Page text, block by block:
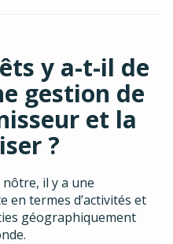
y a-t-il de
gestion de
et la
?
il y a une
en termes d’activités et
géographiquement